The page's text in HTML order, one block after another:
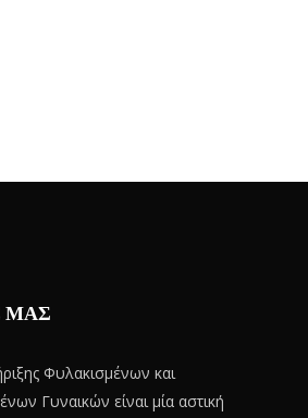
ΜΑΣ
Φυλακισμένων και
Γυναικών είναι μία αστική